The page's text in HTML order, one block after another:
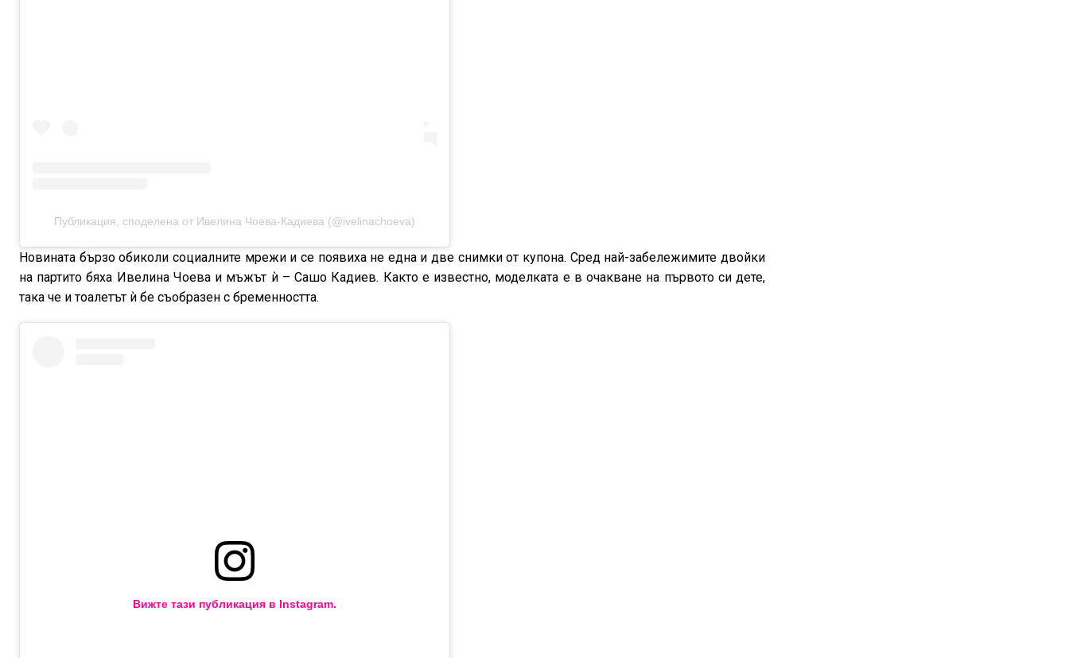
Публикация, споделена от Ивелина Чоева-Кадиева (@ivelinachoeva)
Новината бързо обиколи социалните мрежи и се появиха не една и две снимки от купона. Сред най-забележимите двойки
на партито бяха Ивелина Чоева и мъжът ѝ – Сашо Кадиев. Както е известно, моделката е в очакване на първото си дете,
така че и тоалетът ѝ бе съобразен с бременността.
Вижте тази публикация в Instagram.